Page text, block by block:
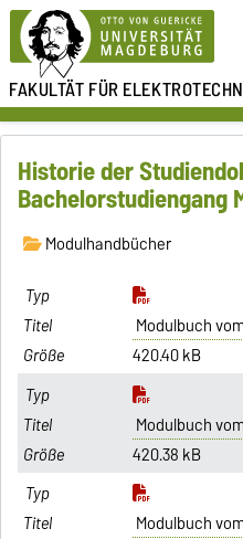
FAKULTÄT FÜR
Historie der
Bachelorstudiengang
Modulhandbücher
Modulbuch
420.40 kB
Modulbuch
420.38 kB
Modulbuch